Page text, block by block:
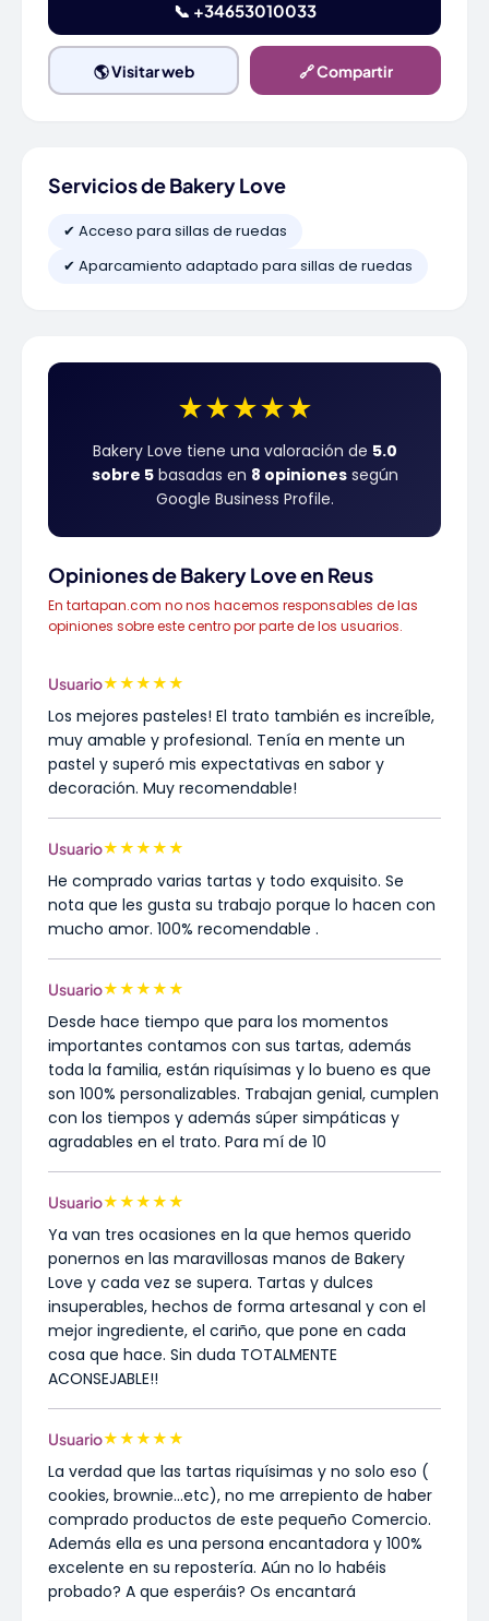
📞 +34653010033
🌎 Visitar web 🔗 Compartir
Servicios de Bakery Love
✔ Acceso para sillas de ruedas
✔ Aparcamiento adaptado para sillas de ruedas
★★★★★
Bakery Love tiene una valoración de 5.0
sobre 5basadas en 8 opinionessegún
Google Business Profile.
Opiniones de Bakery Love en Reus
En tartapan.com no nos hacemos responsables de las
opiniones sobre este centro por parte de los usuarios.
Usuario★★★★★
Los mejores pasteles! El trato también es increíble,
muy amable y profesional. Tenía en mente un
pastel y superó mis expectativas en sabor y
decoración. Muy recomendable!
Usuario★★★★★
He comprado varias tartas y todo exquisito. Se
nota que les gusta su trabajo porque lo hacen con
mucho amor. 100% recomendable .
Usuario★★★★★
Desde hace tiempo que para los momentos
importantes contamos con sus tartas, además
toda la familia, están riquísimas y lo bueno es que
son 100% personalizables. Trabajan genial, cumplen
con los tiempos y además súper simpáticas y
agradables en el trato. Para mí de 10
Usuario★★★★★
Ya van tres ocasiones en la que hemos querido
ponernos en las maravillosas manos de Bakery
Love y cada vez se supera. Tartas y dulces
insuperables, hechos de forma artesanal y con el
mejor ingrediente, el cariño, que pone en cada
cosa que hace. Sin duda TOTALMENTE
ACONSEJABLE!!
Usuario★★★★★
La verdad que las tartas riquísimas y no solo eso (
cookies, brownie...etc), no me arrepiento de haber
comprado productos de este pequeño Comercio.
Además ella es una persona encantadora y 100%
excelente en su repostería. Aún no lo habéis
probado? A que esperáis? Os encantará